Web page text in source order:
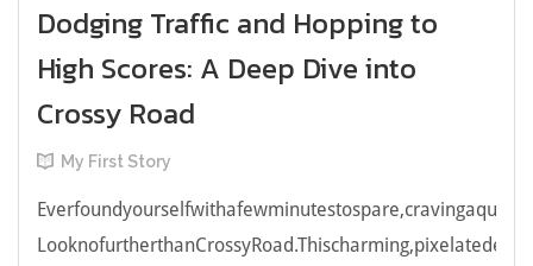
Dodging Traffic and Hopping to
High Scores: A Deep Dive into
Crossy Road
My First Story